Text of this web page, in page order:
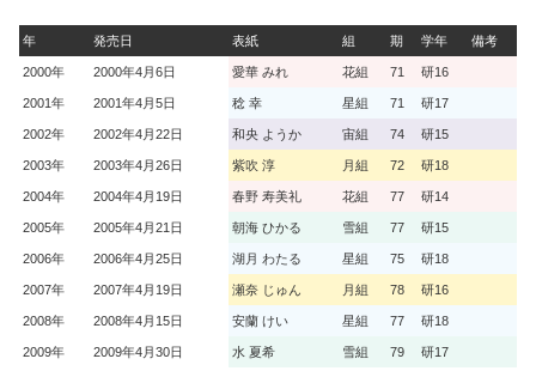
年 発売日 表紙 組 期 学年 備考
2000年 2000年4月6日 愛華 みれ 花組 71 研16
2001年 2001年4月5日 稔 幸 星組 71 研17
2002年 2002年4月22日 和央 ようか 宙組 74 研15
2003年 2003年4月26日 紫吹 淳 月組 72 研18
2004年 2004年4月19日 春野 寿美礼 花組 77 研14
2005年 2005年4月21日 朝海 ひかる 雪組 77 研15
2006年 2006年4月25日 湖月 わたる 星組 75 研18
2007年 2007年4月19日 瀬奈 じゅん 月組 78 研16
2008年 2008年4月15日 安蘭 けい 星組 77 研18
2009年 2009年4月30日 水 夏希 雪組 79 研17